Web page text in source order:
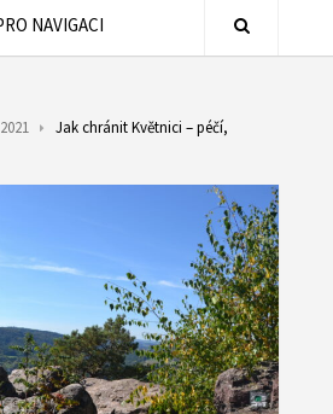
NAVIGACI
Jak chránit Květnici – péčí,